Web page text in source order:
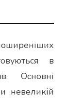
в
Основні
невеликій